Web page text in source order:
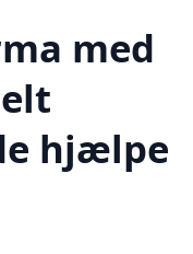
med
hjælpe